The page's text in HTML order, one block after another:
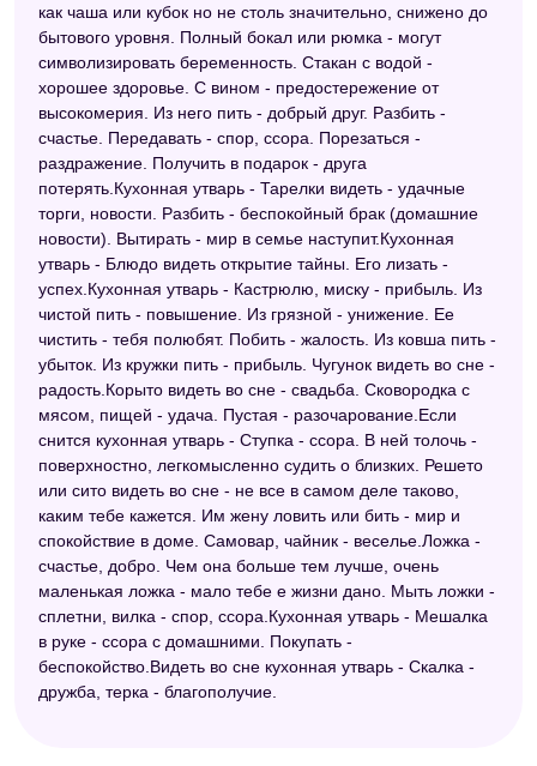
как чаша или кубок но не столь значительно, снижено до
бытового уровня. Полный бокал или рюмка - могут
символизировать беременность. Стакан с водой -
хорошее здоровье. С вином - предостережение от
высокомерия. Из него пить - добрый друг. Разбить -
счастье. Передавать - спор, ссора. Порезаться -
раздражение. Получить в подарок - друга
потерять.Кухонная утварь - Тарелки видеть - удачные
торги, новости. Разбить - беспокойный брак (домашние
новости). Вытирать - мир в семье наступит.Кухонная
утварь - Блюдо видеть открытие тайны. Его лизать -
успех.Кухонная утварь - Кастрюлю, миску - прибыль. Из
чистой пить - повышение. Из грязной - унижение. Ее
чистить - тебя полюбят. Побить - жалость. Из ковша пить -
убыток. Из кружки пить - прибыль. Чугунок видеть во сне -
радость.Корыто видеть во сне - свадьба. Сковородка с
мясом, пищей - удача. Пустая - разочарование.Если
снится кухонная утварь - Ступка - ссора. В ней толочь -
поверхностно, легкомысленно судить о близких. Решето
или сито видеть во сне - не все в самом деле таково,
каким тебе кажется. Им жену ловить или бить - мир и
спокойствие в доме. Самовар, чайник - веселье.Ложка -
счастье, добро. Чем она больше тем лучше, очень
маленькая ложка - мало тебе е жизни дано. Мыть ложки -
сплетни, вилка - спор, ссора.Кухонная утварь - Мешалка
в руке - ссора с домашними. Покупать -
беспокойство.Видеть во сне кухонная утварь - Скалка -
дружба, терка - благополучие.